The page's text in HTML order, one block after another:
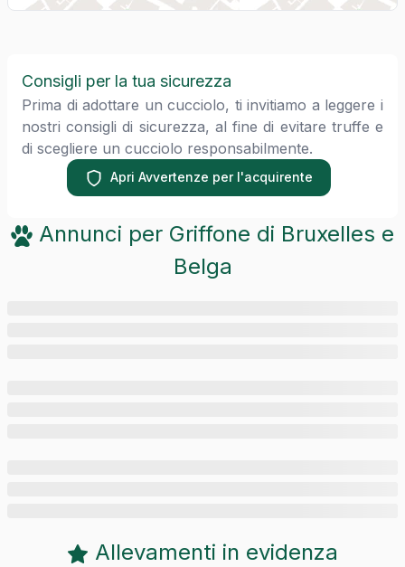
Consigli per la tua sicurezza
Prima di adottare un cucciolo, ti invitiamo a leggere i
nostri consigli di sicurezza, al fine di evitare truffe e
di scegliere un cucciolo responsabilmente.
Apri Avvertenze per l'acquirente
Annunci per Griffone di Bruxelles e
Belga
Allevamenti in evidenza